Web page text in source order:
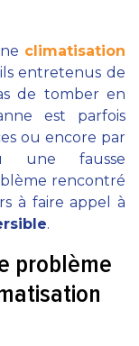
climatisation
entretenus de
de tomber en
est parfois
ou encore par
une fausse
rencontré
à faire appel à
.
problème